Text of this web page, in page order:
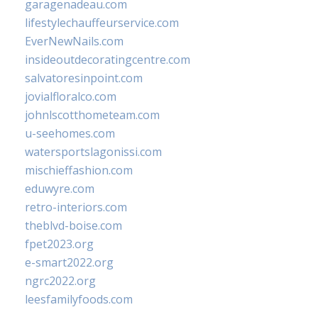
garagenadeau.com
lifestylechauffeurservice.com
EverNewNails.com
insideoutdecoratingcentre.com
salvatoresinpoint.com
jovialfloralco.com
johnlscotthometeam.com
u-seehomes.com
watersportslagonissi.com
mischieffashion.com
eduwyre.com
retro-interiors.com
theblvd-boise.com
fpet2023.org
e-smart2022.org
ngrc2022.org
leesfamilyfoods.com